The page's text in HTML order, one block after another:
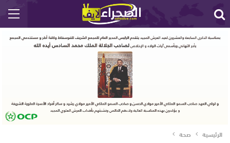
الرئيسية صحة